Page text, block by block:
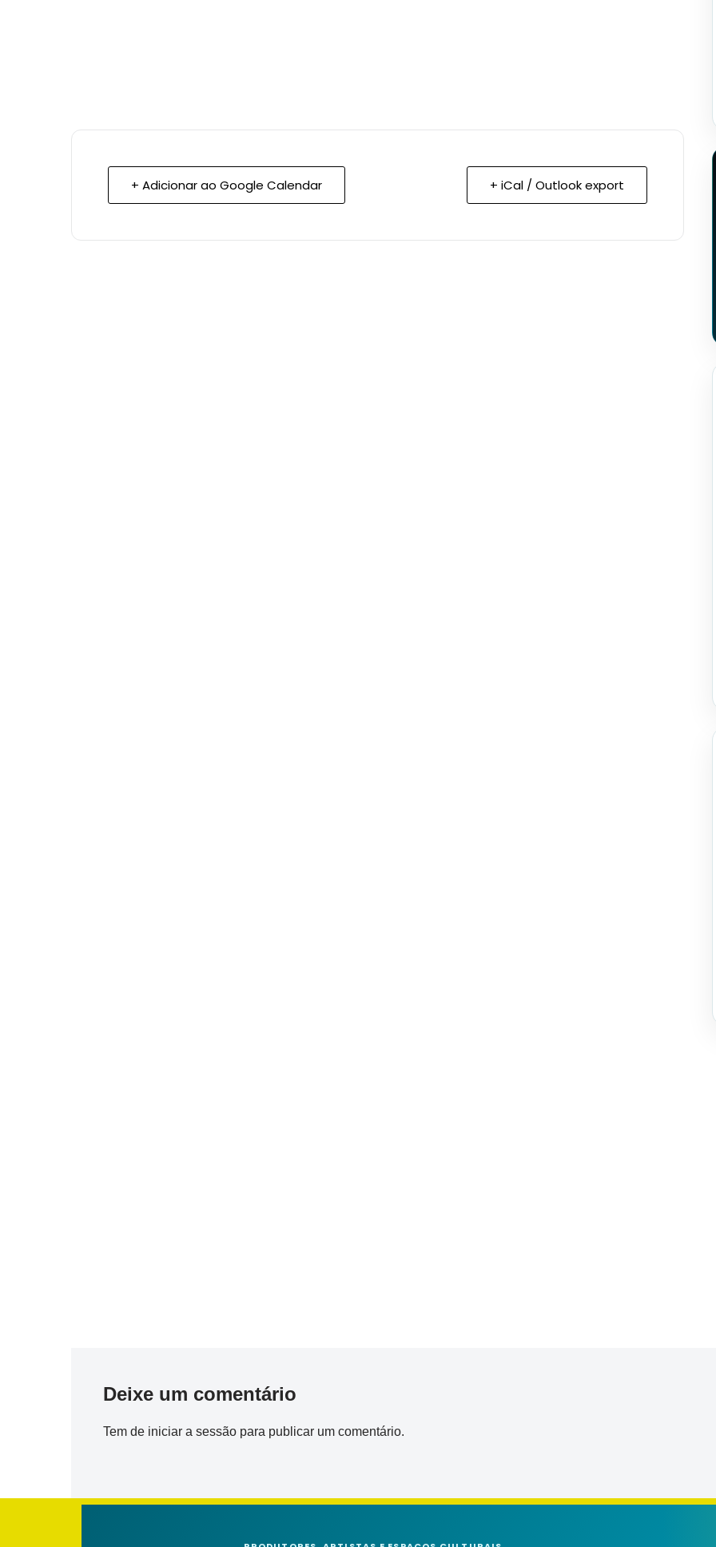
+ Adicionar ao Google Calendar + iCal / Outlook export
Deixe um comentário
Tem de iniciar a sessão para publicar um comentário.